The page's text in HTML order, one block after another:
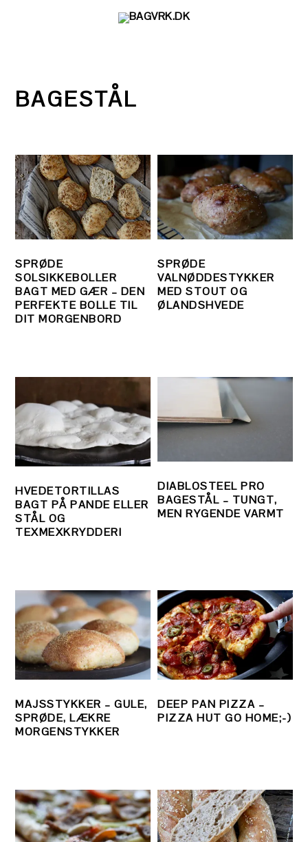
BAGESTÅL
SPRØDE
SOLSIKKEBOLLER
BAGT MED GÆR – DEN
PERFEKTE BOLLE TIL
DIT MORGENBORD
SPRØDE
VALNØDDESTYKKER
MED STOUT OG
ØLANDSHVEDE
HVEDETORTILLAS
BAGT PÅ PANDE ELLER
STÅL OG
TEXMEXKRYDDERI
DIABLOSTEEL PRO
BAGESTÅL – TUNGT,
MEN RYGENDE VARMT
MAJSSTYKKER – GULE,
SPRØDE, LÆKRE
MORGENSTYKKER
DEEP PAN PIZZA –
PIZZA HUT GO HOME;-)